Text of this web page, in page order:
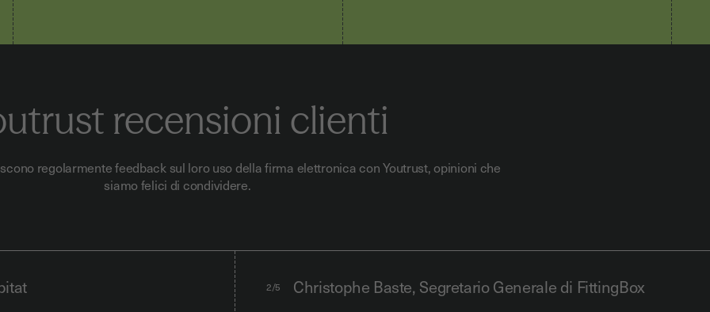
recensioni clienti
regolarmente feedback sul loro uso della firma elettronica con Youtrust, opinioni che
siamo felici di condividere.
2/5 Christophe Baste, Segretario Generale di FittingBox